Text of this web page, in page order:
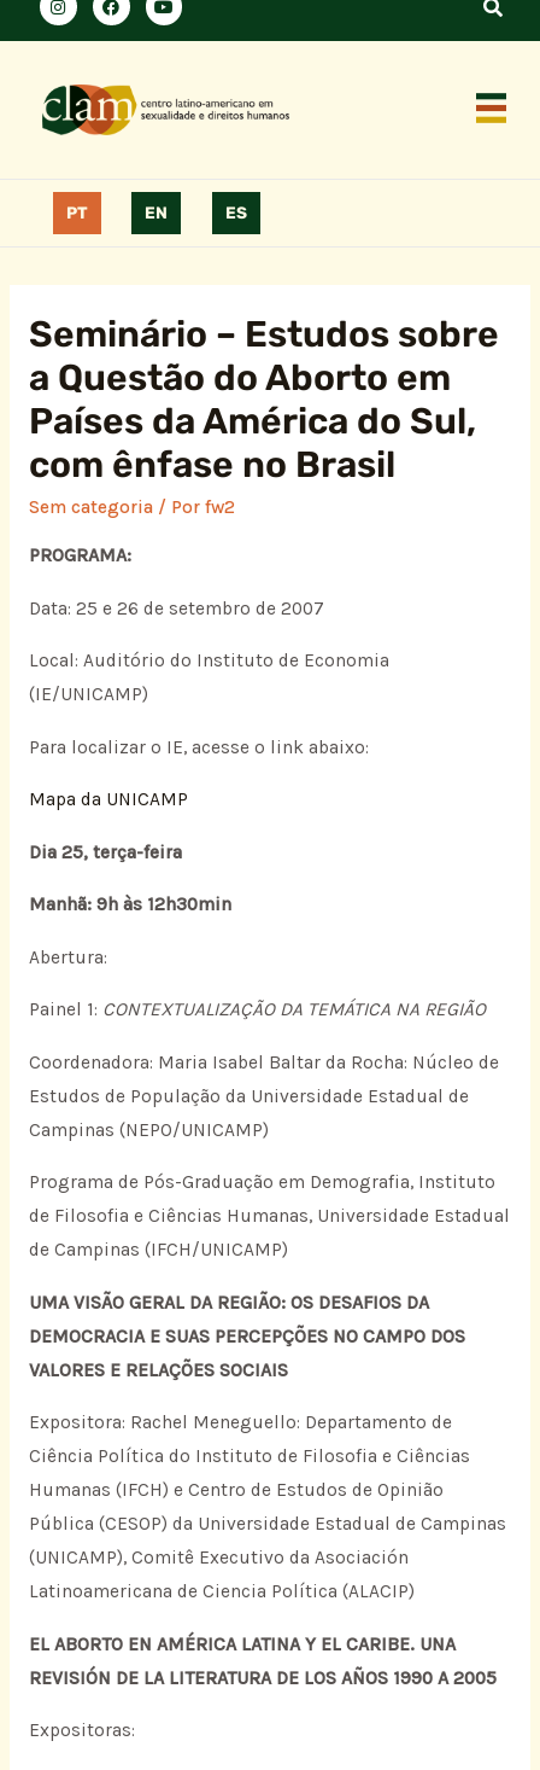
PT EN ES
Seminário – Estudos sobre
a Questão do Aborto em
Países da América do Sul,
com ênfase no Brasil
Sem categoria/ Por fw2
PROGRAMA:
Data: 25 e 26 de setembro de 2007
Local: Auditório do Instituto de Economia
(IE/UNICAMP)
Para localizar o IE, acesse o link abaixo:
Mapa da UNICAMP
Dia 25, terça-feira
Manhã: 9h às 12h30min
Abertura:
Painel 1: CONTEXTUALIZAÇÃO DA TEMÁTICA NA REGIÃO
Coordenadora: Maria Isabel Baltar da Rocha: Núcleo de
Estudos de População da Universidade Estadual de
Campinas (NEPO/UNICAMP)
Programa de Pós-Graduação em Demografia, Instituto
de Filosofia e Ciências Humanas, Universidade Estadual
de Campinas (IFCH/UNICAMP)
UMA VISÃO GERAL DA REGIÃO: OS DESAFIOS DA
DEMOCRACIA E SUAS PERCEPÇÕES NO CAMPO DOS
VALORES E RELAÇÕES SOCIAIS
Expositora: Rachel Meneguello: Departamento de
Ciência Política do Instituto de Filosofia e Ciências
Humanas (IFCH) e Centro de Estudos de Opinião
Pública (CESOP) da Universidade Estadual de Campinas
(UNICAMP), Comitê Executivo da Asociación
Latinoamericana de Ciencia Política (ALACIP)
EL ABORTO EN AMÉRICA LATINA Y EL CARIBE. UNA
REVISIÓN DE LA LITERATURA DE LOS AÑOS 1990 A 2005
Expositoras: